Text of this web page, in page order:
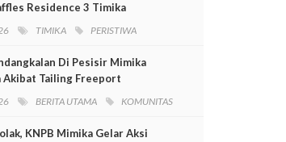
Residence 3 Timika
TIMIKA PERISTIWA
Di Pesisir Mimika
Akibat Tailing Freeport
BERITA UTAMA KOMUNITAS
KNPB Mimika Gelar Aksi